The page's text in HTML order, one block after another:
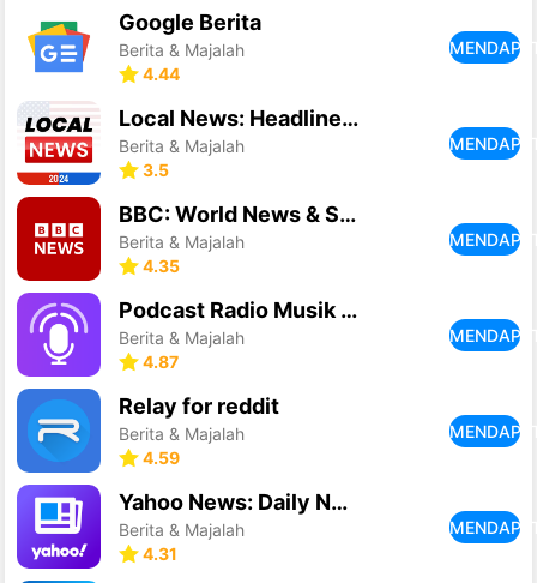
Google Berita
Berita & Majalah
4.44
Local News: Headlines & Alerts
Berita & Majalah
3.5
BBC: World News & Stories
Berita & Majalah
4.35
Podcast Radio Musik - Castbox
Berita & Majalah
4.87
Relay for reddit
Berita & Majalah
4.59
Yahoo News: Daily News For You
Berita & Majalah
4.31